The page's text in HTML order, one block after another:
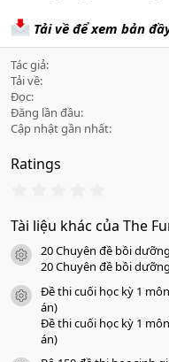
Tải về để xem bản
Tác giả
Tải về
Đọc
Đăng lần đầu
Cập nhật gần nhất
Ratings
0
0
s
a
o
Tài liệu khác của The
icon tài liệu
20 Chuyên đề bồi
20 Chuyên đề bồi
icon tài liệu
Đề thi cuối học kỳ 1
án)
Đề thi cuối học kỳ 1
án)